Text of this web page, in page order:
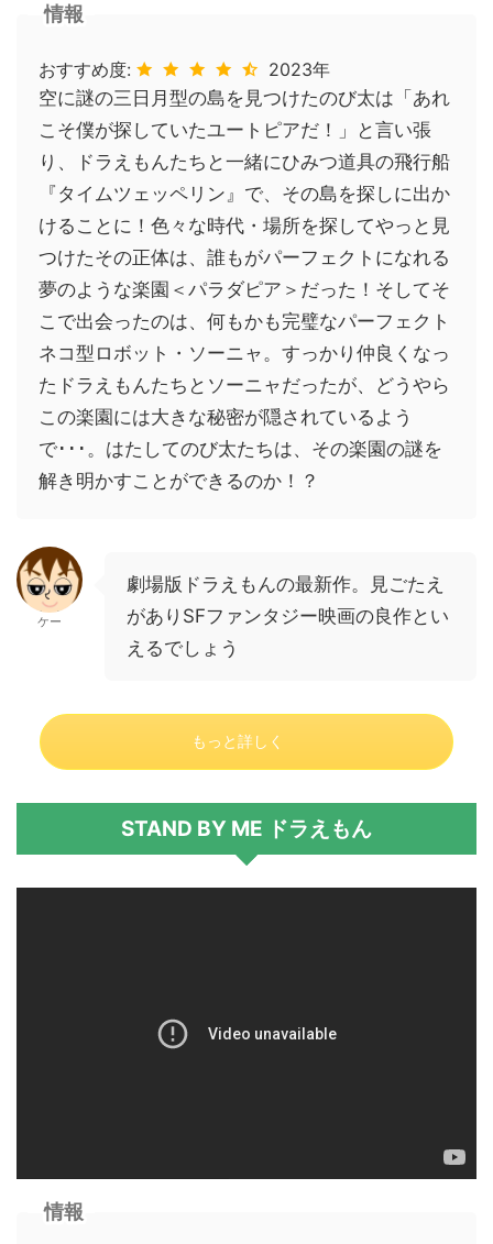
情報
おすすめ度:
2023年
空に謎の三日月型の島を見つけたのび太は「あれ
こそ僕が探していたユートピアだ！」と言い張
り、ドラえもんたちと一緒にひみつ道具の飛行船
『タイムツェッペリン』で、その島を探しに出か
けることに！色々な時代・場所を探してやっと見
つけたその正体は、誰もがパーフェクトになれる
夢のような楽園＜パラダピア＞だった！そしてそ
こで出会ったのは、何もかも完璧なパーフェクト
ネコ型ロボット・ソーニャ。すっかり仲良くなっ
たドラえもんたちとソーニャだったが、どうやら
この楽園には大きな秘密が隠されているよう
で･･･。はたしてのび太たちは、その楽園の謎を
解き明かすことができるのか！？
ケー
劇場版ドラえもんの最新作。見ごたえ
がありSFファンタジー映画の良作とい
えるでしょう
もっと詳しく
STAND BY ME ドラえもん
情報